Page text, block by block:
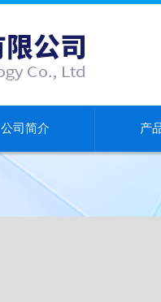
公司简介 产